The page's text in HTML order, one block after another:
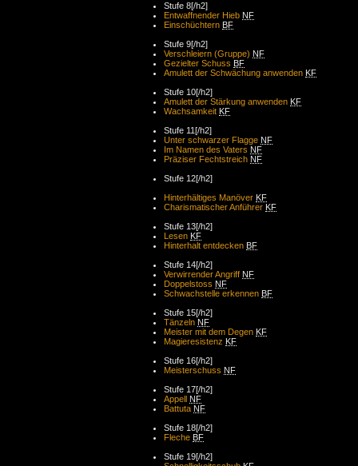
Stufe 8[/h2]
Entwaffnender Hieb NF
Einschüchtern BF
Stufe 9[/h2]
Verschleiern (Gruppe) NF
Gezielter Schuss BF
Amulett der Schwächung anwenden KF
Stufe 10[/h2]
Amulett der Stärkung anwenden KF
Wachsamkeit KF
Stufe 11[/h2]
Unter schwarzer Flagge NF
Im Namen des Vaters NF
Präziser Fechtstreich NF
Stufe 12[/h2]
Hinterhältiges Manöver KF
Charismatischer Anführer KF
Stufe 13[/h2]
Lesen KF
Hinterhalt entdecken BF
Stufe 14[/h2]
Verwirrender Angriff NF
Doppelstoss NF
Schwachstelle erkennen BF
Stufe 15[/h2]
Tänzeln NF
Meister mit dem Degen KF
Magieresistenz KF
Stufe 16[/h2]
Meisterschuss NF
Stufe 17[/h2]
Appell
NF
Battuta NF
Stufe 18[/h2]
Fleche BF
Stufe 19[/h2]